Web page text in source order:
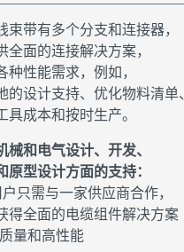
束带有多个分支和连接器，
全面的连接解决方案，
种性能需求，例如，
的设计支持、优化物料清单、
具成本和按时生产。
械和电气设计、开发、
原型设计方面的支持：
户只需与一家供应商合作，
得全面的电缆组件解决方案
量和高性能